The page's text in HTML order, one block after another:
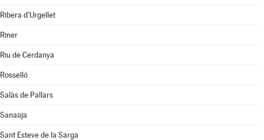
Ribera d'Urgellet
Riner
Riu de Cerdanya
Rosselló
Salàs de Pallars
Sanaüja
Sant Esteve de la Sarga